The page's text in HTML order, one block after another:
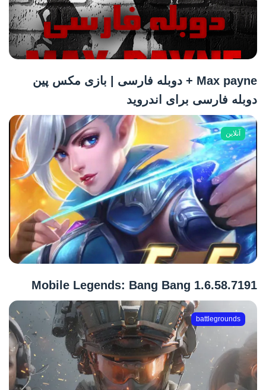
Max payne + دوبله فارسی | بازی مکس پین
دوبله فارسی برای اندروید
آنلاین
Mobile Legends: Bang Bang 1.6.58.7191
battlegrounds